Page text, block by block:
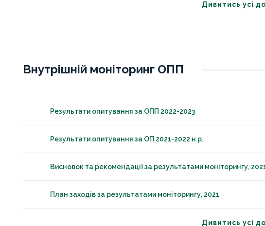
Дивитись усі
Внутрішній моніторинг ОПП
Результати опитування за ОПП 2022-2023
Результати опитування за ОП 2021-2022 н.р.
Висновок та рекомендації за результатами моніторингу,
План заходів за результатами моніторингу, 2021
Дивитись усі